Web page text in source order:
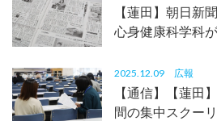
【蓮田】朝日新
心身健康科学科
2025.12.09 広報
【通信】【蓮田
間の集中スクー